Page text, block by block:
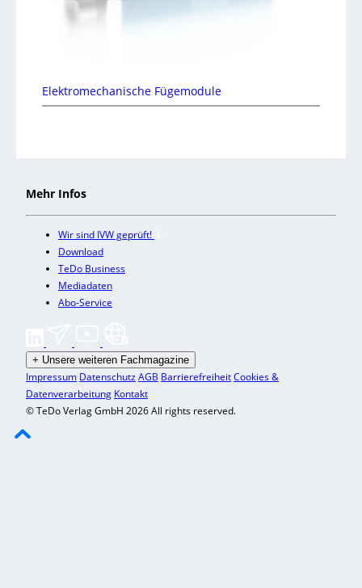
Elektromechanische Fügemodule
Mehr Infos
Wir sind IVW geprüft!
Download
TeDo Business
Mediadaten
Abo-Service
+ Unsere weiteren Fachmagazine
Impressum DatenschutzAGB BarrierefreiheitCookies &
Datenverarbeitung Kontakt
© TeDo Verlag GmbH 2026 All rights reserved.